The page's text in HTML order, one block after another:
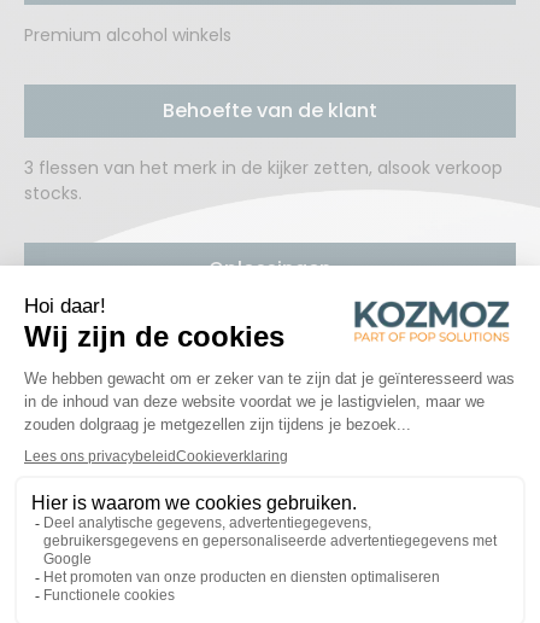
Premium alcohol winkels
Behoefte van de klant
3 flessen van het merk in de kijker zetten, alsook verkoop
stocks.
Oplossingen
Metalen display, met verlichting. Het bijzondere aan het
concept: glazen leggers, wat het geheel een mooie
uitstraling geeft.
KLAAR OM SAMEN TE
WERKEN?